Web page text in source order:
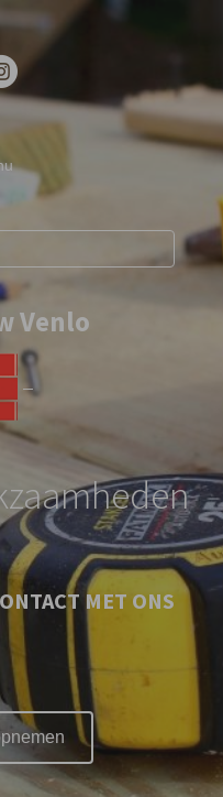
Venlo
MET ONS